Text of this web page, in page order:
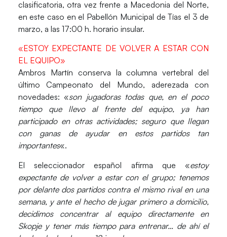
clasificatoria, otra vez frente a Macedonia del Norte,
en este caso en el Pabellón Municipal de Tías el 3 de
marzo, a las 17:00 h. horario insular.
«ESTOY EXPECTANTE DE VOLVER A ESTAR CON
EL EQUIPO»
Ambros Martín conserva la columna vertebral del
último Campeonato del Mundo, aderezada con
novedades: «son jugadoras todas que, en el poco
tiempo que llevo al frente del equipo, ya han
participado en otras actividades; seguro que llegan
con ganas de ayudar en estos partidos tan
importantes«.
El seleccionador español afirma que «estoy
expectante de volver a estar con el grupo; tenemos
por delante dos partidos contra el mismo rival en una
semana, y ante el hecho de jugar primero a domicilio,
decidimos concentrar al equipo directamente en
Skopje y tener más tiempo para entrenar… de ahí el